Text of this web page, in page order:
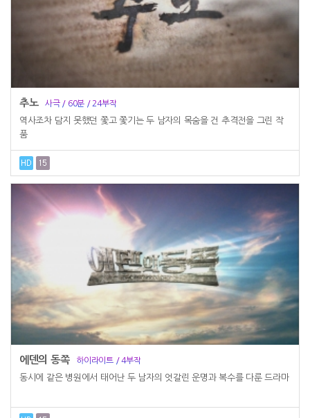
추노 사극 / 60분 / 24부작
역사조차 담지 못했던 쫓고 쫓기는 두 남자의 목숨을 건 추격전을 그린 작
품
에덴의 동쪽 하이라이트 / 4부작
동시에 같은 병원에서 태어난 두 남자의 엇갈린 운명과 복수를 다룬 드라마